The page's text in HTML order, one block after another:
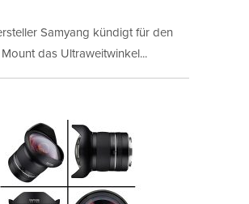
Samyang kündigt für den
das Ultraweitwinkel...